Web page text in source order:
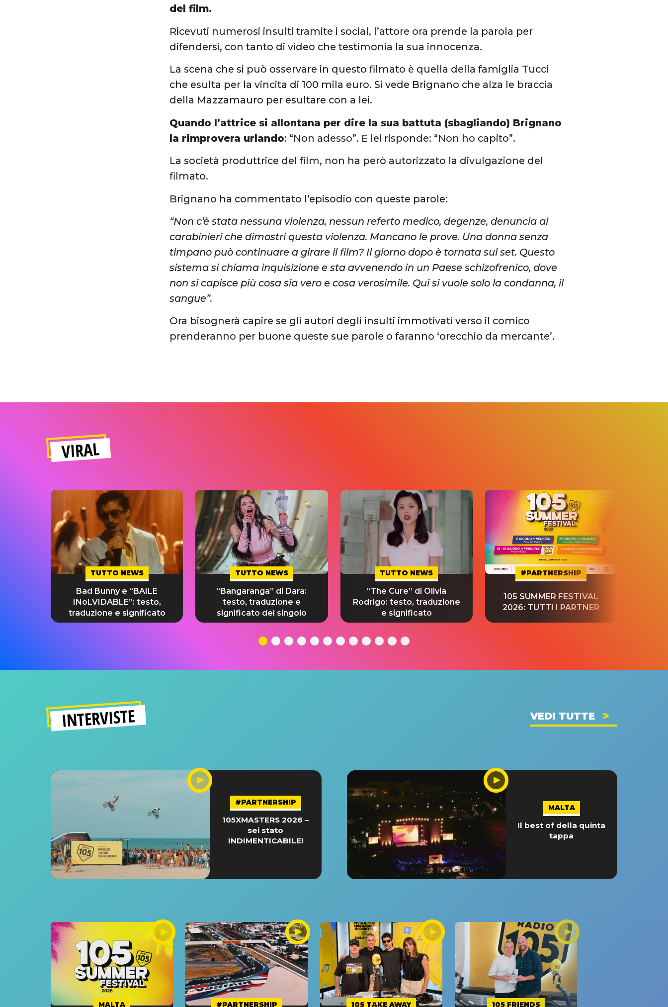
del film.
Ricevuti numerosi insulti tramite i social, l’attore ora prende la parola per
difendersi, con tanto di video che testimonia la sua innocenza.
La scena che si può osservare in questo filmato è quella della famiglia Tucci
che esulta per la vincita di 100 mila euro. Si vede Brignano che alza le braccia
della Mazzamauro per esultare con a lei.
Quando l’attrice si allontana per dire la sua battuta (sbagliando) Brignano
la rimprovera urlando: “Non adesso”. E lei risponde: “Non ho capito”.
La società produttrice del film, non ha però autorizzato la divulgazione del
filmato.
Brignano ha commentato l’episodio con queste parole:
“Non c’è stata nessuna violenza, nessun referto medico, degenze, denuncia ai
carabinieri che dimostri questa violenza. Mancano le prove. Una donna senza
timpano può continuare a girare il film? Il giorno dopo è tornata sul set. Questo
sistema si chiama inquisizione e sta avvenendo in un Paese schizofrenico, dove
non si capisce più cosa sia vero e cosa verosimile. Qui si vuole solo la condanna, il
sangue”.
Ora bisognerà capire se gli autori degli insulti immotivati verso il comico
prenderanno per buone queste sue parole o faranno ‘orecchio da mercante’.
VIRAL
TUTTO NEWS
Bad Bunny e “BAILE
INoLVIDABLE”: testo,
traduzione e significato
TUTTO NEWS
“Bangaranga” di Dara:
testo, traduzione e
significato del singolo
TUTTO NEWS
“The Cure” di Olivia
Rodrigo: testo, traduzione
e significato
#PARTNERSHIP
105 SUMMER FESTIVAL
2026: TUTTI I PARTNER
INTERVISTE VEDI TUTTE
#PARTNERSHIP
105XMASTERS 2026 –
sei stato
INDIMENTICABILE!
MALTA
Il best of della quinta
tappa
MALTA #PARTNERSHIP 105 TAKE AWAY 105 FRIENDS